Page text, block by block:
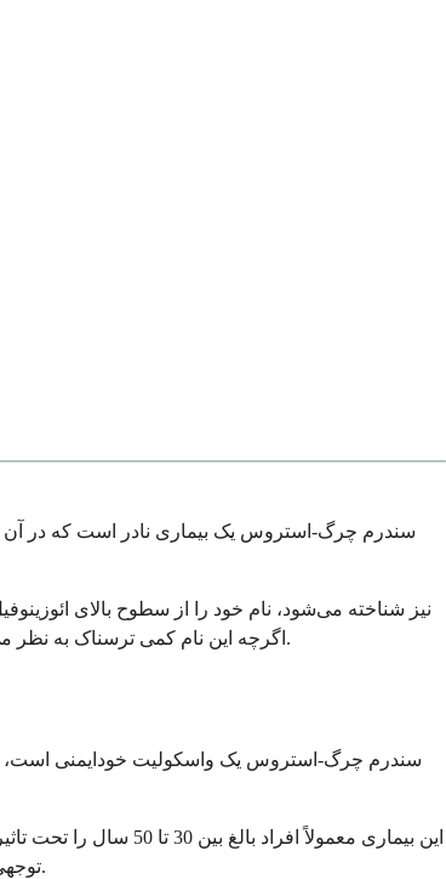
سندرم چرگ-استروس یک بیماری نادر است که در آن
اگرچه این نام کمی ترسناک به نظر می‌رسد، اما درک این بیماری می‌تواند به شما کمک کند تا علائم را زود تشخیص دهید و با تیم مراقبت‌های بهداشتی خود برای بهترین نتایج ممکن همکاری کنید.
سندرم چرگ-استروس یک واسکولیت خودایمنی است،
این بیماری معمولاً
توجهی دارند، ایجاد می‌شود. این سندرم تمایل دارد از سه مرحله عبور کند، اگرچه همه افراد همه مراحل را تجربه نمی‌کنند یا ترتیب مراحل در همه یکسان نیست.